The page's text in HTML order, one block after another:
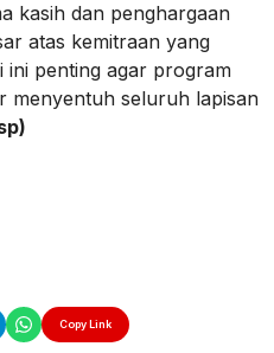
kasih dan penghargaan
atas kemitraan yang
ini penting agar program
menyentuh seluruh lapisan
Copy Link